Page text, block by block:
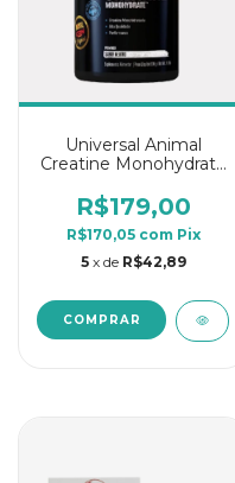
Universal Animal
Creatine Monohydrate
Neutro
R$179,00
R$170,05 com Pix
5 x de R$42,89